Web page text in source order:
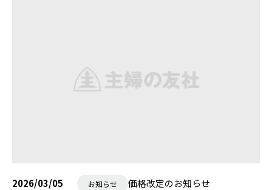
2026/03/05 お知らせ 価格改定のお知らせ